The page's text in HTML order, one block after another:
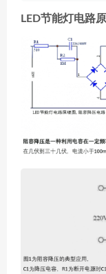
LED节能灯电路